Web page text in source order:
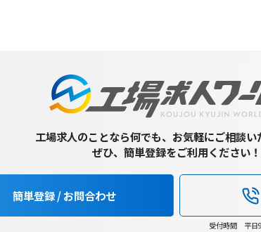
工場求人のことなら何でも、お気軽にご相談い
ぜひ、簡単登録をご利用ください！
簡単登録 / お問合わせ
受付時間 平日